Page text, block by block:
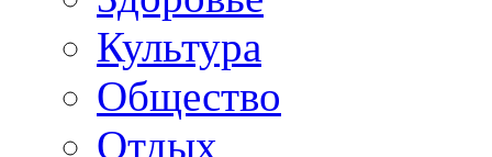
Культура
Общество
Отдых